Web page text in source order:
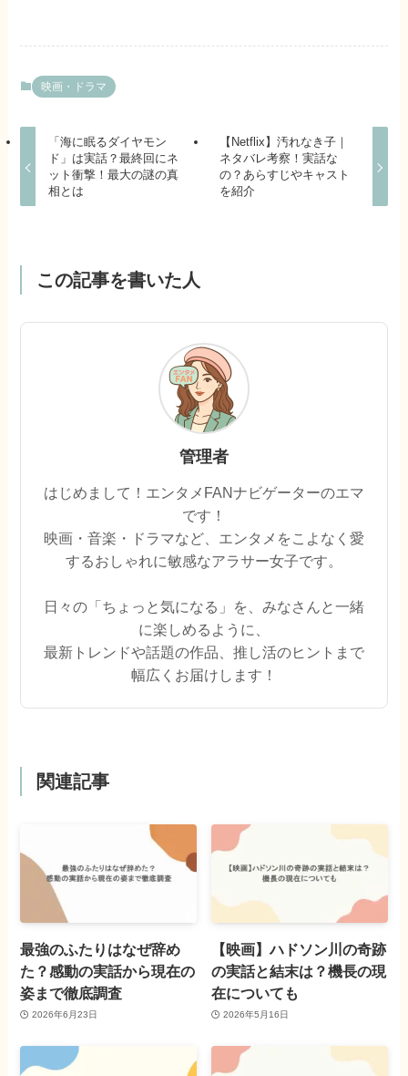
映画・ドラマ
「海に眠るダイヤモン
ド」は実話？最終回にネ
ット衝撃！最大の謎の真
相とは
【Netflix】汚れなき子｜
ネタバレ考察！実話な
の？あらすじやキャスト
を紹介
この記事を書いた人
管理者
はじめまして！エンタメFANナビゲーターのエマ
です！
映画・音楽・ドラマなど、エンタメをこよなく愛
するおしゃれに敏感なアラサー女子です。
日々の「ちょっと気になる」を、みなさんと一緒
に楽しめるように、
最新トレンドや話題の作品、推し活のヒントまで
幅広くお届けします！
関連記事
最強のふたりはなぜ辞め
た？感動の実話から現在の
姿まで徹底調査
2026年6月23日
【映画】ハドソン川の奇跡
の実話と結末は？機長の現
在についても
2026年5月16日